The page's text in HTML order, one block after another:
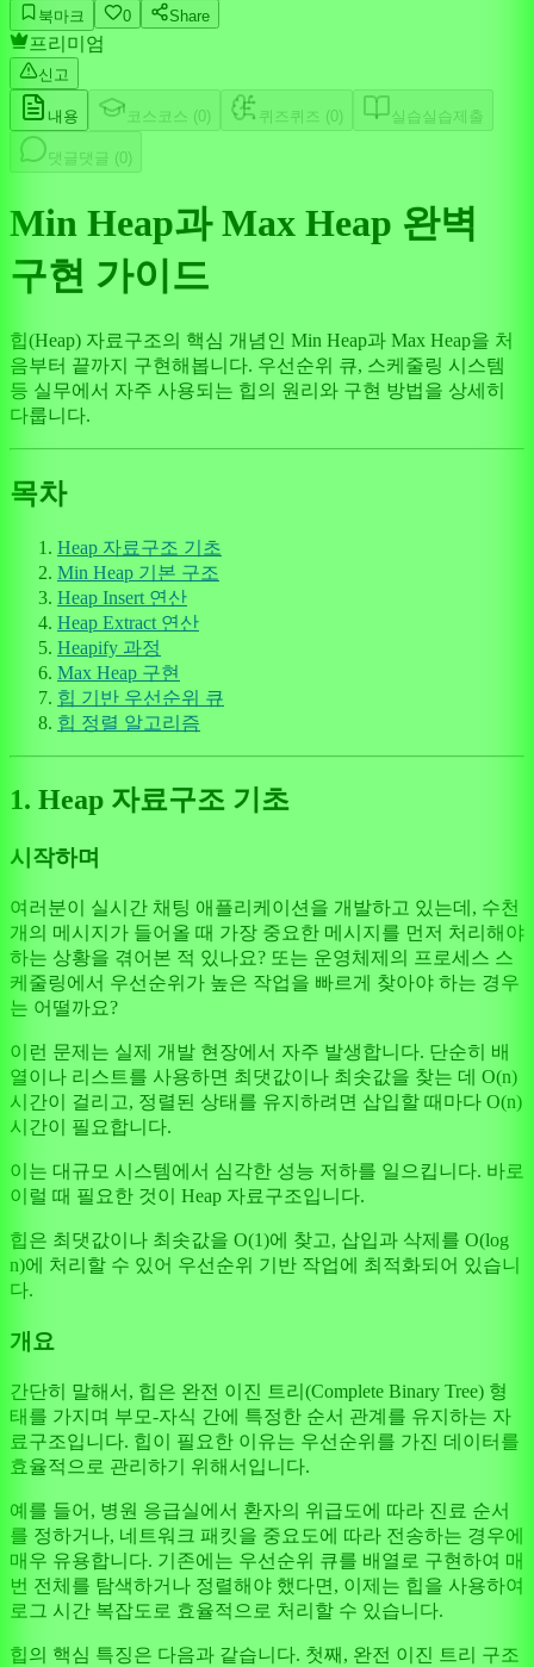
북마크 0 Share
프리미엄
신고
내용 코스 코스 (0 ) 퀴즈 퀴즈 (0 ) 실습실습제출
댓글 댓글 (0 )
Min Heap과 Max Heap 완벽
구현 가이드
힙(Heap) 자료구조의 핵심 개념인 Min Heap과 Max Heap을 처
음부터 끝까지 구현해봅니다. 우선순위 큐, 스케줄링 시스템
등 실무에서 자주 사용되는 힙의 원리와 구현 방법을 상세히
다룹니다.
목차
Heap 자료구조 기초
Min Heap 기본 구조
Heap Insert 연산
Heap Extract 연산
Heapify 과정
Max Heap 구현
힙 기반 우선순위 큐
힙 정렬 알고리즘
1. Heap 자료구조 기초
시작하며
여러분이 실시간 채팅 애플리케이션을 개발하고 있는데, 수천
개의 메시지가 들어올 때 가장 중요한 메시지를 먼저 처리해야
하는 상황을 겪어본 적 있나요? 또는 운영체제의 프로세스 스
케줄링에서 우선순위가 높은 작업을 빠르게 찾아야 하는 경우
는 어떨까요?
이런 문제는 실제 개발 현장에서 자주 발생합니다. 단순히 배
열이나 리스트를 사용하면 최댓값이나 최솟값을 찾는 데 O(n)
시간이 걸리고, 정렬된 상태를 유지하려면 삽입할 때마다 O(n)
시간이 필요합니다.
이는 대규모 시스템에서 심각한 성능 저하를 일으킵니다. 바로
이럴 때 필요한 것이 Heap 자료구조입니다.
힙은 최댓값이나 최솟값을 O(1)에 찾고, 삽입과 삭제를 O(log
n)에 처리할 수 있어 우선순위 기반 작업에 최적화되어 있습니
다.
개요
간단히 말해서, 힙은 완전 이진 트리(Complete Binary Tree) 형
태를 가지며 부모-자식 간에 특정한 순서 관계를 유지하는 자
료구조입니다. 힙이 필요한 이유는 우선순위를 가진 데이터를
효율적으로 관리하기 위해서입니다.
예를 들어, 병원 응급실에서 환자의 위급도에 따라 진료 순서
를 정하거나, 네트워크 패킷을 중요도에 따라 전송하는 경우에
매우 유용합니다. 기존에는 우선순위 큐를 배열로 구현하여 매
번 전체를 탐색하거나 정렬해야 했다면, 이제는 힙을 사용하여
로그 시간 복잡도로 효율적으로 처리할 수 있습니다.
힙의 핵심 특징은 다음과 같습니다. 첫째, 완전 이진 트리 구조